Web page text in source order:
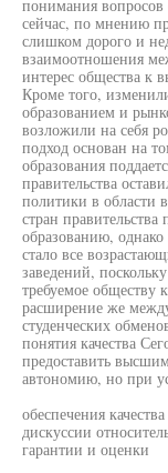
понимания вопросов
сейчас, по мнению
слишком дорого и
взаимоотношения
интерес общества к
Кроме того,
образованием и
возложили на себя
подход основан на
образования
правительства
политики в области
стран
образованию, однако
стало все
заведений,
требуемое обществу
расширение же
студенческих
понятия качества
предоставить
автономию, но при
обеспечения
дискуссии
гарантии и оценки